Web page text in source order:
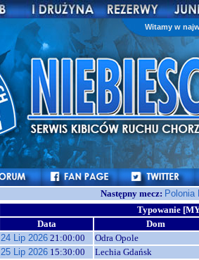
Witamy w
Następny mecz:
Typowanie
Data
Dom
24 Lip 2026 21:00:00
Odra Opole
25 Lip 2026 15:30:00
Lechia Gdańsk